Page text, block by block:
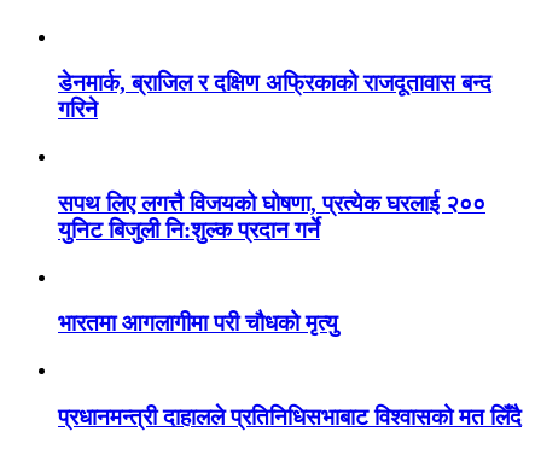
डेनमार्क, ब्राजिल र दक्षिण अफ्रिकाको राजदूतावास बन्द
गरिने
सपथ लिए लगत्तै विजयको घोषणा, प्रत्येक घरलाई २००
युनिट बिजुली नि:शुल्क प्रदान गर्ने
भारतमा आगलागीमा परी चौधको मृत्यु
प्रधानमन्त्री दाहालले प्रतिनिधिसभाबाट विश्वासको मत लिँदै